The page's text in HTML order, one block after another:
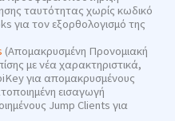
ταυτότητας χωρίς κωδικό
για τον εξορθολογισμό της
(Απομακρυσμένη Προνομιακή
με νέα χαρακτηριστικά,
για απομακρυσμένους
εισαγωγή
Jump Clients για